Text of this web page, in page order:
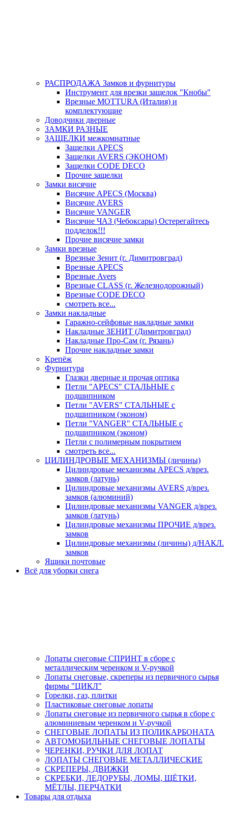
РАСПРОДАЖА Замков и фурнитуры
Инструмент для врезки защелок "Кнобы"
Врезные MOTTURA (Италия) и
комплектующие
Доводчики дверные
ЗАМКИ РАЗНЫЕ
ЗАЩЕЛКИ межкомнатные
Защелки APECS
Защелки AVERS (ЭКОНОМ)
Защелки CODE DECO
Прочие защелки
Замки висячие
Висячие APECS (Москва)
Висячие AVERS
Висячие VANGER
Висячие ЧАЗ (Чебоксары) Остерегайтесь
подделок!!!
Прочие висячие замки
Замки врезные
Врезные Зенит (г. Димитровград)
Врезные APECS
Врезные Avers
Врезные CLASS (г. Железнодорожный)
Врезные CODE DECO
смотреть все...
Замки накладные
Гаражно-сейфовые накладные замки
Накладные ЗЕНИТ (Димитровград)
Накладные Про-Сам (г. Рязань)
Прочие накладные замки
Крепёж
Фурнитура
Глазки дверные и прочая оптика
Петли "APECS" СТАЛЬНЫЕ с
подшипником
Петли "AVERS" СТАЛЬНЫЕ с
подшипником (эконом)
Петли "VANGER" СТАЛЬНЫЕ с
подшипником (эконом)
Петли с полимерным покрытием
смотреть все...
ЦИЛИНДРОВЫЕ МЕХАНИЗМЫ (личины)
Цилиндровые механизмы APECS д/врез.
замков (латунь)
Цилиндровые механизмы AVERS д/врез.
замков (алюминий)
Цилиндровые механизмы VANGER д/врез.
замков (латунь)
Цилиндровые механизмы ПРОЧИЕ д/врез.
замков
Цилиндровые механизмы (личины) д/НАКЛ.
замков
Ящики почтовые
Всё для уборки снега
Лопаты снеговые СПРИНТ в сборе с
металлическим черенком и V-ручкой
Лопаты снеговые, скреперы из первичного сырья
фирмы "ЦИКЛ"
Горелки, газ, плитки
Пластиковые снеговые лопаты
Лопаты снеговые из первичного сырья в сборе с
алюминиевым черенком и V-ручкой
СНЕГОВЫЕ ЛОПАТЫ ИЗ ПОЛИКАРБОНАТА
АВТОМОБИЛЬНЫЕ СНЕГОВЫЕ ЛОПАТЫ
ЧЕРЕНКИ, РУЧКИ ДЛЯ ЛОПАТ
ЛОПАТЫ СНЕГОВЫЕ МЕТАЛЛИЧЕСКИЕ
СКРЕПЕРЫ, ДВИЖКИ
СКРЕБКИ, ЛЕДОРУБЫ, ЛОМЫ, ЩЁТКИ,
МЁТЛЫ, ПЕРЧАТКИ
Товары для отдыха